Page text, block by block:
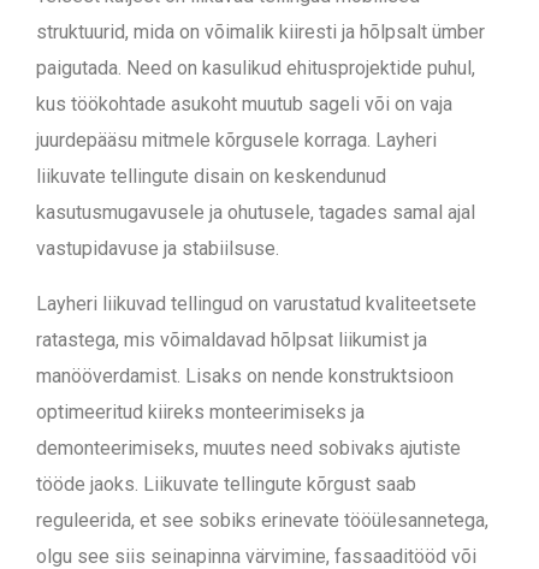
struktuurid, mida on võimalik kiiresti ja hõlpsalt ümber
paigutada. Need on kasulikud ehitusprojektide puhul,
kus töökohtade asukoht muutub sageli või on vaja
juurdepääsu mitmele kõrgusele korraga. Layheri
liikuvate tellingute disain on keskendunud
kasutusmugavusele ja ohutusele, tagades samal ajal
vastupidavuse ja stabiilsuse.
Layheri liikuvad tellingud on varustatud kvaliteetsete
ratastega, mis võimaldavad hõlpsat liikumist ja
manööverdamist. Lisaks on nende konstruktsioon
optimeeritud kiireks monteerimiseks ja
demonteerimiseks, muutes need sobivaks ajutiste
tööde jaoks. Liikuvate tellingute kõrgust saab
reguleerida, et see sobiks erinevate tööülesannetega,
olgu see siis seinapinna värvimine, fassaaditööd või